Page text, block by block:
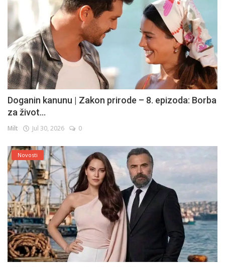
Doganin kanunu | Zakon prirode – 8. epizoda: Borba
za život...
Milt Jul 30, 2026 0
Novosti